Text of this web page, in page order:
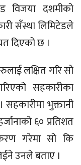
विजया दशमीको
सँस्था लिमिटेडले
दिएको छ ।
लक्षित गरि सो
सहकारीका
भुक्तानी
६० प्रतिशत
गरेमा सो कि
उनले बताए ।